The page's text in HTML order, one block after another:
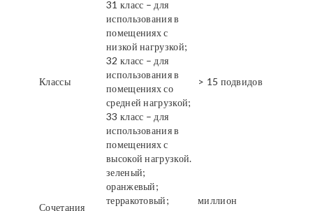
Классы
31 класс – для
использования в
помещениях с
низкой нагрузкой;
32 класс – для
использования в
помещениях со
средней нагрузкой;
33 класс – для
использования в
помещениях с
высокой нагрузкой.
> 15 подвидов
Сочетания
зеленый;
оранжевый;
терракотовый;
миллион